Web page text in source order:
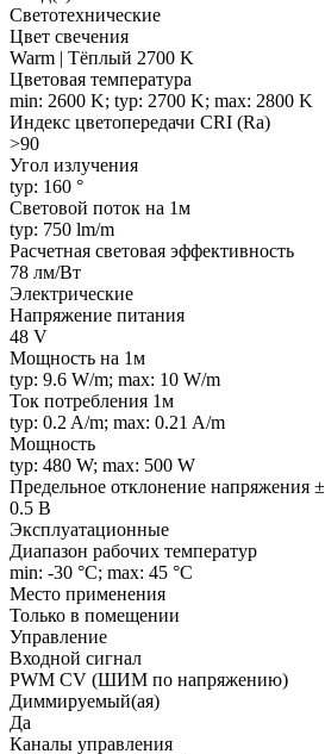
Светотехнические
Цвет свечения
Warm | Тёплый 2700 K
Цветовая температура
min: 2600 K; typ: 2700 K; max: 2800 K
Индекс цветопередачи CRI (Ra)
>90
Угол излучения
typ: 160 °
Световой поток на 1м
typ: 750 lm/m
Расчетная световая эффективность
78 лм/Вт
Электрические
Напряжение питания
48 V
Мощность на 1м
typ: 9.6 W/m; max: 10 W/m
Ток потребления 1м
typ: 0.2 A/m; max: 0.21 A/m
Мощность
typ: 480 W; max: 500 W
Предельное отклонение напряжения ±
0.5 В
Эксплуатационные
Диапазон рабочих температур
min: -30 °C; max: 45 °C
Место применения
Только в помещении
Управление
Входной сигнал
PWM СV (ШИМ по напряжению)
Диммируемый(ая)
Да
Каналы управления